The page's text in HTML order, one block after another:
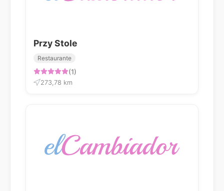
Przy Stole
Restaurante
(1)
273,78 km